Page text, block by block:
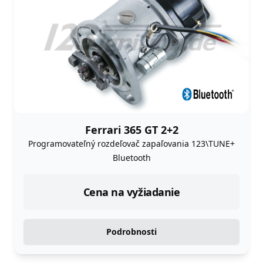
Ferrari 365 GT 2+2
Programovateľný rozdeľovač zapaľovania 123\TUNE+
Bluetooth
Cena na vyžiadanie
Podrobnosti